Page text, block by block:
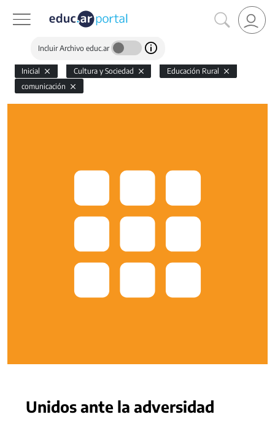
Incluir Archivo educ.ar
Inicial Cultura y Sociedad
Educación Rural
comunicación
Unidos ante la adversidad